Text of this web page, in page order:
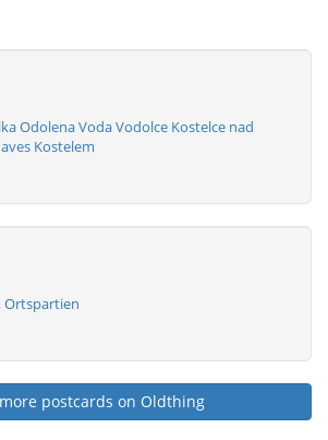
Odolena Voda Vodolce Kostelce nad
Kostelem
Ortspartien
postcards on Oldthing